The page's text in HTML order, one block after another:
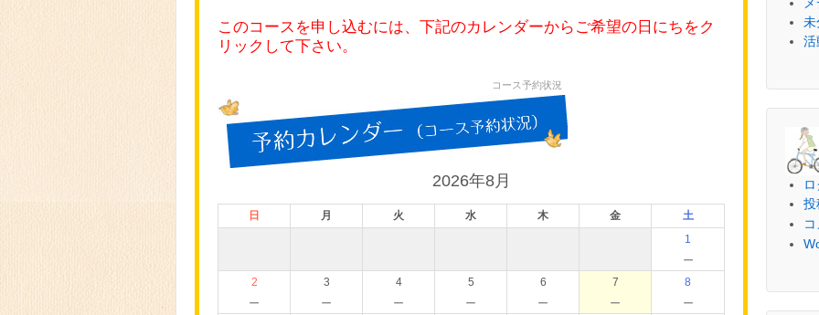
このコースを申し込むには、下記のカレンダーからご希望の日にちをク
リックして下さい。
コース予約状況
2026年8月
日 月 火 水 木 金
土
1
－
2
－
3
－
4
－
5
－
6
－
7
－
8
－
未
活